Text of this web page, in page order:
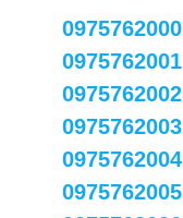
0975762000
0975762001
0975762002
0975762003
0975762004
0975762005